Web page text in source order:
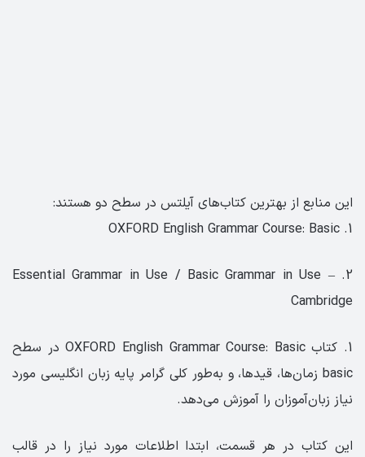
این منابع از بهترین کتاب‌های آیلتس در سطح دو هستند:
1. OXFORD English Grammar Course: Basic
2. Essential Grammar in Use / Basic Grammar in Use –
Cambridge
1. کتاب OXFORD English Grammar Course: Basic در سطح
basic زمان‌ها، قیدها، و به‌طور کلی گرامر پایه زبان انگلیسی مورد
نیاز زبان‌آموزان را آموزش می‌دهد.
این کتاب در هر قسمت، ابتدا اطلاعات مورد نیاز را در قالب